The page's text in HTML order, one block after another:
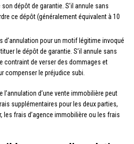
dépôt de garantie. S’il annule sans
ce dépôt (généralement équivalent à 10
d’annulation pour un motif légitime invoqué
le dépôt de garantie. S’il annule sans
contraint de verser des dommages et
compenser le préjudice subi.
l’annulation d’une vente immobilière peut
supplémentaires pour les deux parties,
les frais d’agence immobilière ou les frais